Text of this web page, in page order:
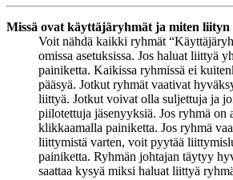
Missä ovat käyttäjäryhmät ja miten liityn
Voit nähdä kaikki ryhmät
omissa asetuksissa. Jos haluat liittyä
painiketta. Kaikissa ryhmissä ei
pääsyä. Jotkut ryhmät vaativat
liittyä. Jotkut voivat olla suljettuja ja
piilotettuja jäsenyyksiä. Jos ryhmä
klikkaamalla painiketta. Jos ryhmä
liittymistä varten, voit pyytää
painiketta. Ryhmän johtajan täytyy
saattaa kysyä miksi haluat liittyä